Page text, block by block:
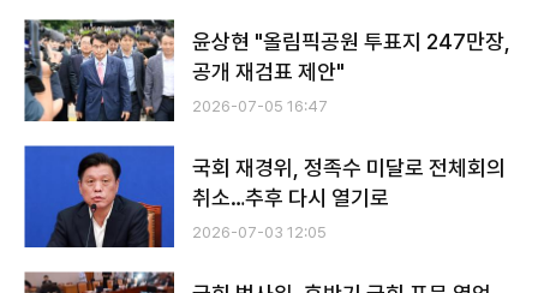
윤상현 "올림픽공원 투표지 247만장,
공개 재검표 제안"
2026-07-05 16:47
국회 재경위, 정족수 미달로 전체회의
취소…추후 다시 열기로
2026-07-03 12:05